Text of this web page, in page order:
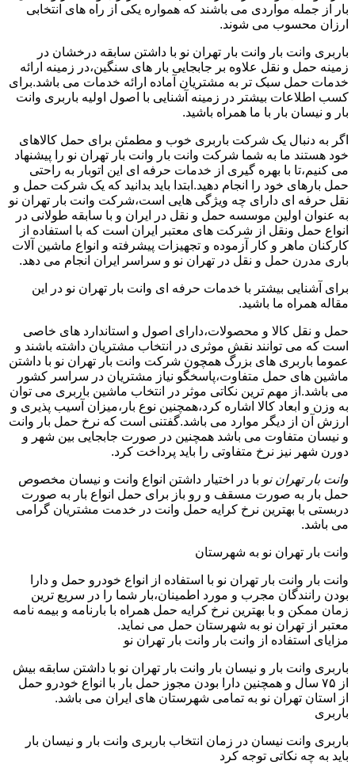
بار از جمله مواردی می باشند که همواره یکی از راه های انتخابی
ارزان محسوب می شوند.
باربری وانت بار وانت بار تهران نو با داشتن سابقه درخشان در
زمینه حمل و نقل علاوه بر جابجایی بار های سنگین،در زمینه ارائه
خدمات حمل سبک تر به مشتریان آماده ارائه خدمات می باشد.برای
کسب اطلاعات بیشتر در زمینه آشنایی با اصول اولیه باربری وانت
بار و نیسان بار با ما همراه باشید.
اگر به دنبال یک شرکت باربری خوب و مطمئن برای حمل کالاهای
خود هستند ما به شما شرکت وانت بار وانت بار تهران نو را پیشنهاد
می کنیم،تا با بهره گیری از خدمات حرفه ای این اتوبار به راحتی
حمل بارهای خود را انجام دهید.ابتدا باید بدانید که یک شرکت حمل و
نقل حرفه ای دارای چه ویژگی هایی است،شرکت وانت بار تهران نو
به عنوان اولین موسسه حمل و نقل در ایران و با سابقه طولانی در
انواع حمل ونقل از شرکت های معتبر ایران است که با استفاده از
کارکنان ماهر و کار آزموده و تجهیزات پیشرفته و انواع ماشین آلات
باری مدرن حمل و نقل در تهران نو و سراسر ایران انجام می دهد.
برای آشنایی بیشتر با خدمات حرفه ای وانت بار تهران نو در این
مقاله همراه ما باشید.
حمل و نقل کالا و محصولات،دارای اصول و استاندارد های خاصی
است که می توانند نقش موثری در انتخاب مشتریان داشته باشند و
عموما باربری های بزرگ همچون شرکت وانت بار تهران نو با داشتن
ماشین های حمل متفاوت،پاسخگو نیاز مشتریان در سراسر کشور
می باشد.از مهم ترین نکاتی موثر در انتخاب ماشین باربری می توان
به وزن و ابعاد کالا اشاره کرد،همچنین نوع بار،میزان آسیب پذیری و
ارزش آن از دیگر موارد می باشد.گفتنی است که نرخ حمل بار وانت
و نیسان متفاوت می باشد همچنین در صورت جابجایی بین شهر و
دورن شهر نیز نرخ متفاوتی را باید پرداخت کرد.
وانت بار تهران نو با در اختیار داشتن انواع وانت و نیسان مخصوص
حمل بار به صورت مسقف و رو باز برای حمل انواع بار به صورت
دربستی با بهترین نرخ کرایه حمل وانت در خدمت مشتریان گرامی
می باشد.
وانت بار تهران نو به شهرستان
وانت بار وانت بار تهران نو با استفاده از انواع خودرو حمل و دارا
بودن رانندگان مجرب و مورد اطمینان،بار شما را در سریع ترین
زمان ممکن و با بهترین نرخ کرایه حمل همراه با بارنامه و بیمه نامه
معتبر از تهران نو به شهرستان حمل می نماید.
مزایای استفاده از وانت بار وانت بار تهران نو
باربری وانت بار و نیسان بار وانت بار تهران نو با داشتن سابقه بیش
از ۷۵ سال و همچنین دارا بودن مجوز حمل بار با انواع خودرو حمل
از استان تهران نو به تمامی شهرستان های ایران می باشد.
باربری
باربری وانت نیسان در زمان انتخاب باربری وانت بار و نیسان بار
باید به چه نکاتی توجه کرد